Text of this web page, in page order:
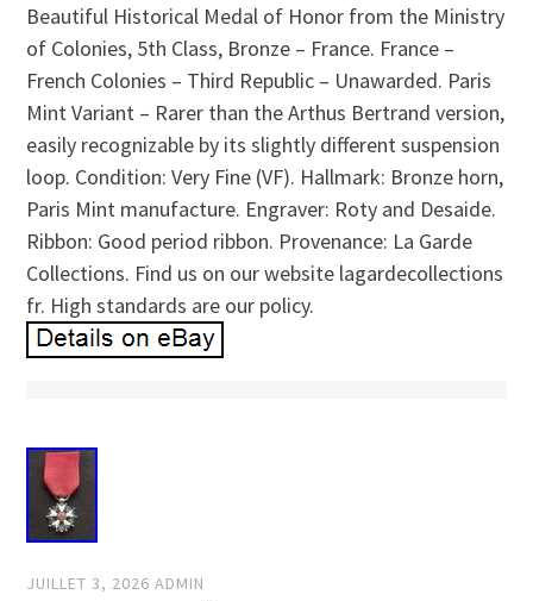
Beautiful Historical Medal of Honor from the Ministry
of Colonies, 5th Class, Bronze – France. France –
French Colonies – Third Republic – Unawarded. Paris
Mint Variant – Rarer than the Arthus Bertrand version,
easily recognizable by its slightly different suspension
loop. Condition: Very Fine (VF). Hallmark: Bronze horn,
Paris Mint manufacture. Engraver: Roty and Desaide.
Ribbon: Good period ribbon. Provenance: La Garde
Collections. Find us on our website lagardecollections
fr. High standards are our policy.
JUILLET 3, 2026 ADMIN